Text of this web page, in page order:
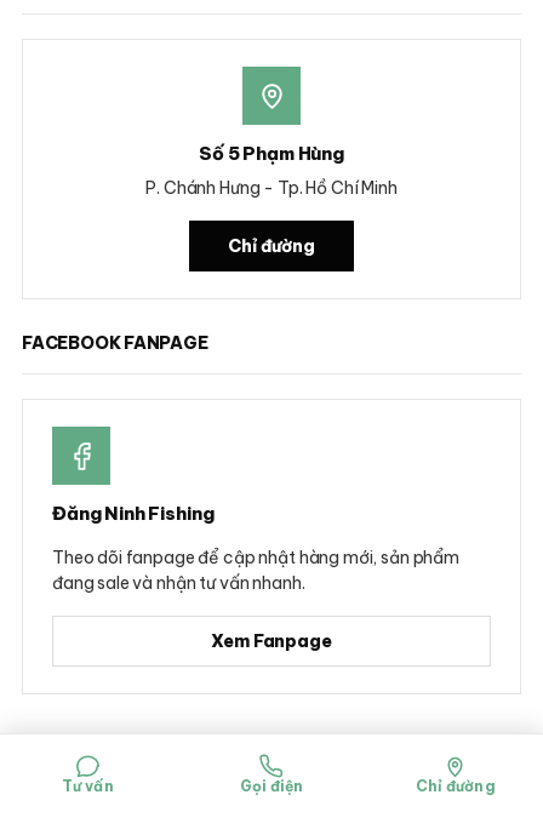
Số 5 Phạm Hùng
P. Chánh Hưng - Tp. Hồ Chí Minh
Chỉ đường
FACEBOOK FANPAGE
Đăng Ninh Fishing
Theo dõi fanpage để cập nhật hàng mới, sản phẩm
đang sale và nhận tư vấn nhanh.
Xem Fanpage
© 2026 Đăng Ninh Fishing - Hộ kinh doanh Dụng cụ câu cá Đăng Ninh
Mã số đăng ký kinh doanh: 0314781322